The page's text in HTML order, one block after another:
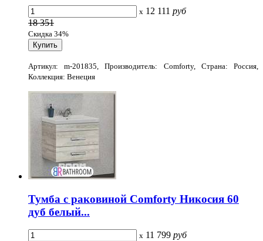
x 12 111 руб
18 351
Скидка 34%
Артикул: m-201835, Производитель: Comforty, Страна: Россия,
Коллекция: Венеция
Тумба с раковиной Comforty Никосия 60
дуб белый...
x 11 799 руб